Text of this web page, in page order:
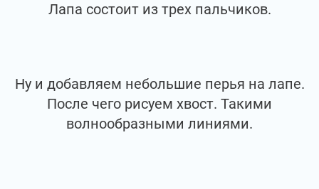
Лапа состоит из трех пальчиков.
Ну и добавляем небольшие перья на лапе.
После чего рисуем хвост. Такими
волнообразными линиями.